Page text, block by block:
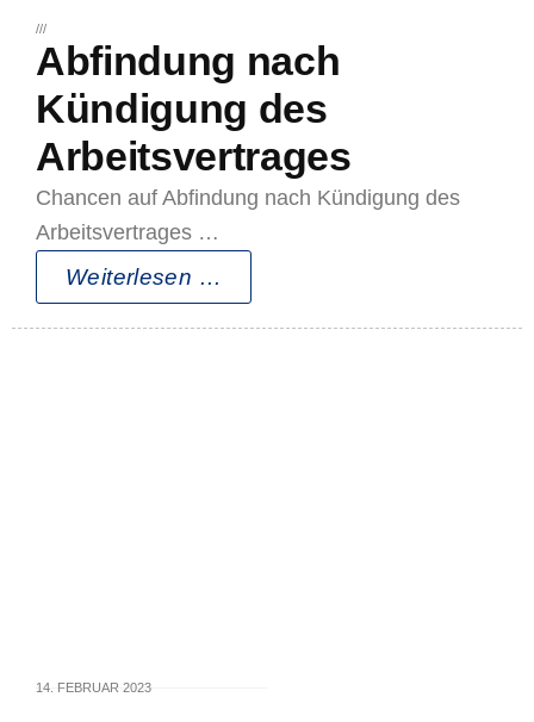
///
Abfindung nach
Kündigung des
Arbeitsvertrages
Chancen auf Abfindung nach Kündigung des
Arbeitsvertrages …
Weiterlesen …
14. FEBRUAR 2023